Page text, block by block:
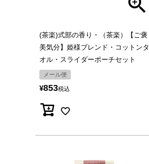
(茶楽)式部の香り・（茶楽）【ご褒
美気分】姫様ブレンド・コットンタ
オル・スライダーポーチセット
メール便
¥853税込